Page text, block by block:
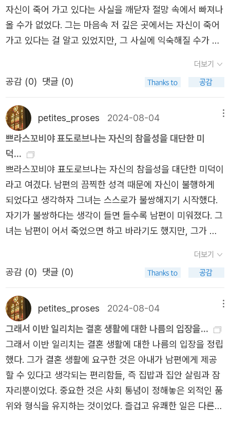
하다는 것 말고는 내 컨디션은 완벽했소. 그런데 갑자기 전
에는 한 번도 경험하지 못했던 우울감과, 공포, 그리고 두려
움에 사로잡혔소. 이 모든 것에 관해서는 나중에 상세하게
소…….' 174쪽, 역자해설​「광인의 일기」는 이때의 체험을 쓴
것입니다. 주인공 '나'는 어느 기관에 끌려가 정신 감정을 받
는데, '미치지 않았다'는 판정을 받습니다. 자신이 생각해봐
도, 유년시절에 발작과도 같았던 울음 두 번을 제외하면 미
쳤다고 의심할 부분이 없습니다. 그런데 결혼한 지 10년째
되던 해, 유년 시절 이후 처음으로 발작이 일어났습니다. 톨
스토이가 겪었던 것처럼, 매물로 나온 영지를 확인하기 위해
떠났던 여행 중에 시작됐습니다. 그는 너무 지루하고 무서운
데다 피곤하기까지 해서 온통 흰색으로 칠해진 사각형 방을
빌려 하룻밤 머물기로 하는데, 그 방에서 '죽음의 공포'를 대
면하고 맙니다.​나는 왜 여기에 왔을까. 나는 어디로 가고 있
는 걸까. 뭐가 그토록 두려워 도망치려 하는 걸까. 도대체 어
디로 도망치려 하는 걸까. 무언가 끔찍한 것으로부터 도망치
고 싶은데, 도망칠 수가 없다. 나는 언제나 나다. 그런데 나를
다. 뻰자현의 영지건 그 밖의 어떤 영지건 나한테 무언가를
더해 주지도 못할 것이고 빼앗지도 못할 것이다. 나는 내가,
나 자신이 지긋지긋하고 역겨워 견딜 수 없이 고통스럽다.
잠 속으로 도피해서 잊고 싶었으나 그럴 수가 없었다. 나 자
신으로부터 도망갈 수가 없었다. 나는 복도로 나왔다. (…)
나는 나를 괴롭히는 것으로부터 도망치려고 복도로 나왔다.
그러나 그것은 득달같이 뒤쫓아 나와 계속해서 나를 불안하
게 만들었다. 나는 점점 더 무서워졌다. <이 얼마나 바보 같
자신이 죽어 가고 있다는 사실을 깨닫자 절망 속에서 빠져나
올 수가 없었다. 그는 마음속 저 깊은 곳에서는 자신이 죽어
가고 있다는 걸 알고 있었지만, 그 사실에 익숙해질 수가 없
는 또다시 죽음과 단둘이 남겨졌다. 죽음과 마주보고 있었지
차갑게 식어 가는 자신을 느낄 뿐이었다.
더보기
공감 (0) 댓글 (0)
petites_proses 2024-08-04
쁘라스꼬비야 표도로브나는 자신의 참을성을 대단한 미
덕...
쁘라스꼬비야 표도로브나는 자신의 참을성을 대단한 미덕이
라고 여겼다. 남편의 끔찍한 성격 때문에 자신이 불행하게
되었다고 생각하자 그녀는 스스로가 불쌍해지기 시작했다.
자기가 불쌍하다는 생각이 들면 들수록 남편이 미워졌다. 그
녀는 남편이 어서 죽었으면 하고 바라기도 했지만, 그가 죽
는 노릇이었다. 그리고 바로 그러한 점 때문에 그녀는 남편
에게 더욱더 화가 치밀었다. 남편의 죽음조차 자신을 구원해
하다고 느꼈다. 그녀는 분노가 치밀었지만 이를 숨겼고, 그
녀가 이처럼 자신의 분노를 숨기는 모습은 그의 분노를 더욱
부채질했다.
더보기
공감 (0) 댓글 (0)
petites_proses 2024-08-04
그래서 이반 일리치는 결혼 생활에 대한 나름의 입장을...
그래서 이반 일리치는 결혼 생활에 대한 나름의 입장을 정립
했다. 그가 결혼 생활에 요구한 것은 아내가 남편에게 제공
할 수 있다고 생각되는 편리함들, 즉 집밥과 집안 살림과 잠
자리뿐이었다. 중요한 것은 사회 통념이 정해놓은 외적인 품
위와 형식을 유지하는 것이었다. 즐겁고 유쾌한 일은 다른